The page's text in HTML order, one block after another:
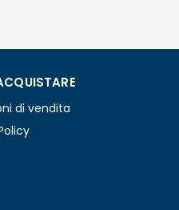
di vendita